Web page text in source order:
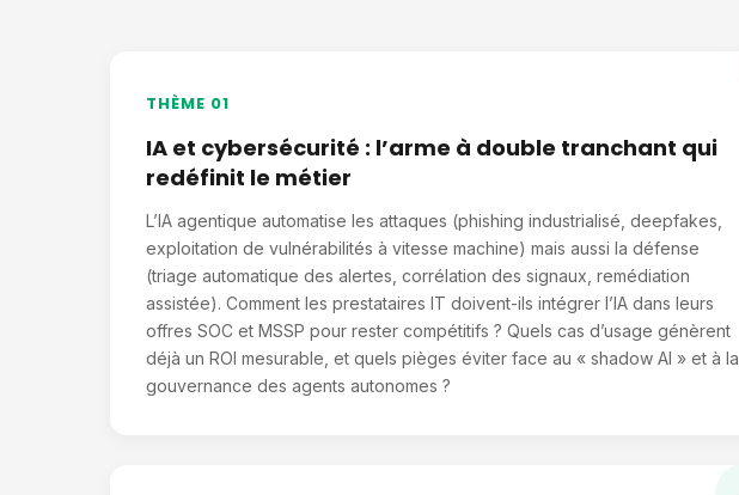
THÈME 01
IA et cybersécurité : l’arme à double tranchant qui
redéfinit le métier
L’IA agentique automatise les attaques (phishing industrialisé, deepfakes,
exploitation de vulnérabilités à vitesse machine) mais aussi la défense
(triage automatique des alertes, corrélation des signaux, remédiation
assistée). Comment les prestataires IT doivent-ils intégrer l’IA dans leurs
offres SOC et MSSP pour rester compétitifs ? Quels cas d’usage génèrent
déjà un ROI mesurable, et quels pièges éviter face au « shadow AI » et à la
gouvernance des agents autonomes ?